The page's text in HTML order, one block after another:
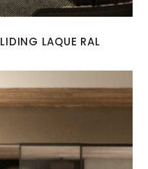
LAQUE RAL